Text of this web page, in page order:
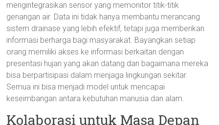
mengintegrasikan sensor yang memonitor titik-titik
genangan air. Data ini tidak hanya membantu merancang
sistem drainase yang lebih efektif, tetapi juga memberikan
informasi berharga bagi masyarakat. Bayangkan setiap
orang memiliki akses ke informasi berkaitan dengan
presentasi hujan yang akan datang dan bagaimana mereka
bisa berpartisipasi dalam menjaga lingkungan sekitar.
Semua ini bisa menjadi model untuk mencapai
keseimbangan antara kebutuhan manusia dan alam.
Kolaborasi untuk Masa Depan